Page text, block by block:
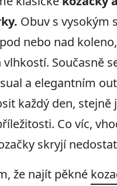
Obuv s vysokým
nebo nad
vlhkostí. Současně
a elegantním
každý den, stejně
Co víc,
skryjí
že najít pěkné